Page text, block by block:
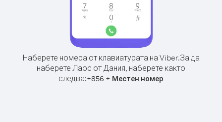
Наберете номера от клавиатурата на Viber.За да
наберете Лаос от Дания, наберете както
следва:+856 + Местен номер